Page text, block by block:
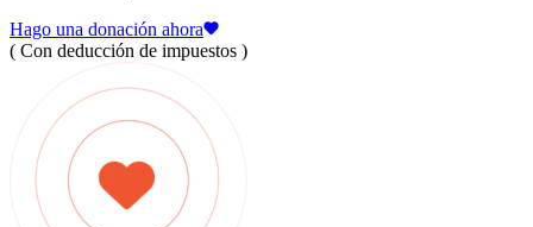
Hago una donación ahora
( Con deducción de impuestos )